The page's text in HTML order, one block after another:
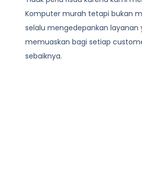
Komputer murah tetapi bukan
selalu mengedepankan layanan
memuaskan bagi setiap
sebaiknya.